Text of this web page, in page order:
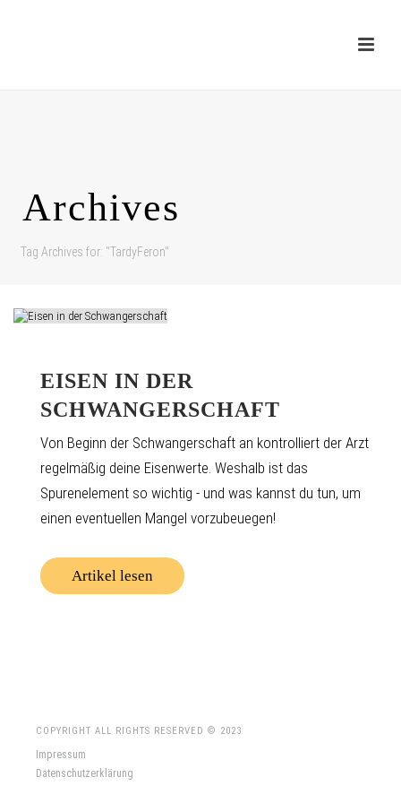
Archives
Tag Archives for: "TardyFeron"
EISEN IN DER
SCHWANGERSCHAFT
Von Beginn der Schwangerschaft an kontrolliert der Arzt
regelmäßig deine Eisenwerte. Weshalb ist das
Spurenelement so wichtig - und was kannst du tun, um
einen eventuellen Mangel vorzubeuegen!
Artikel lesen
COPYRIGHT ALL RIGHTS RESERVED © 2023
Impressum
Datenschutzerklärung